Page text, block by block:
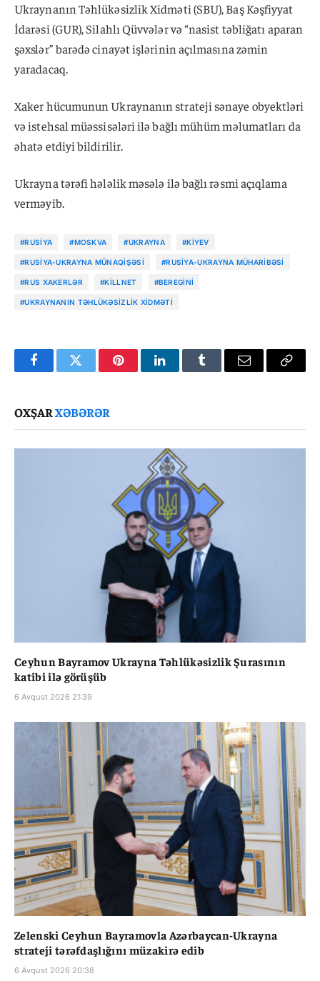
Ukraynanın Təhlükəsizlik Xidməti (SBU), Baş Kəşfiyyat
İdarəsi (GUR), Silahlı Qüvvələr və “nasist təbliğatı aparan
şəxslər” barədə cinayət işlərinin açılmasına zəmin
yaradacaq.
Xaker hücumunun Ukraynanın strateji sənaye obyektləri
və istehsal müəssisələri ilə bağlı mühüm məlumatları da
əhatə etdiyi bildirilir.
Ukrayna tərəfi hələlik məsələ ilə bağlı rəsmi açıqlama
verməyib.
#RUSIYA #MOSKVA #UKRAYNA #KIYEV
#RUSIYA-UKRAYNA MÜNAQIŞƏSI #RUSIYA-UKRAYNA MÜHARIBƏSI
#RUS XAKERLƏR #KILLNET #BEREGINI
#UKRAYNANIN TƏHLÜKƏSIZLIK XIDMƏTI
FacebookTwitter PinterestLinkedInTumblr Email
Copy
OXŞARXƏBƏRƏR
Ceyhun Bayramov Ukrayna Təhlükəsizlik Şurasının
katibi ilə görüşüb
6 Avqust 2026 21:39
Zelenski Ceyhun Bayramovla Azərbaycan-Ukrayna
strateji tərəfdaşlığını müzakirə edib
6 Avqust 2026 20:38